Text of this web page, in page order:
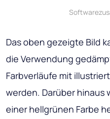
Das oben gezeigte Bild
die Verwendung
Farbverläufe mit
werden. Darüber hinaus
einer hellgrünen Farbe